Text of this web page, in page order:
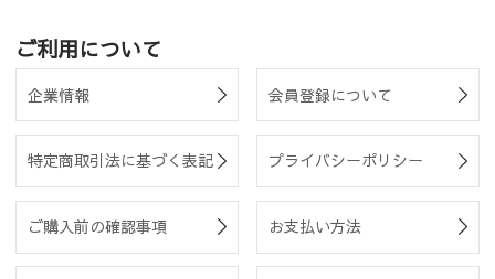
ご利用について
企業情報 会員登録について
特定商取引法に基づく表記 プライバシーポリシー
ご購入前の確認事項 お支払い方法